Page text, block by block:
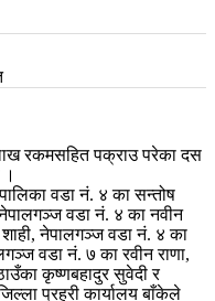
रकमसहित पक्राउ परेका दस
वडा नं. ४ का सन्तोष
वडा नं. ४ का नवीन
नेपालगञ्ज वडा नं. ४ का
वडा नं. ७ का रवीन राणा,
कृष्णबहादुर सुवेदी र
प्रहरी कार्यालय बाँकेले